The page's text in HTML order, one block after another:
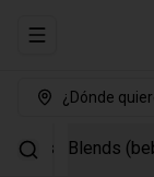
Abrir menu de
¿Dónde
Blends